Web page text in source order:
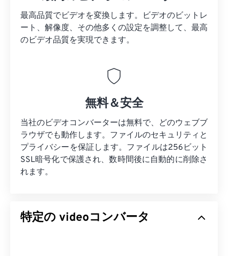
最高品質でビデオを変換します。ビデオのビットレ
ート、解像度、その他多くの設定を調整して、最高
のビデオ品質を実現できます。
無料＆安全
当社のビデオコンバーターは無料で、どのウェブブ
ラウザでも動作します。ファイルのセキュリティと
プライバシーを保証します。ファイルは256ビット
SSL暗号化で保護され、数時間後に自動的に削除さ
れます。
特定の videoコンバータ